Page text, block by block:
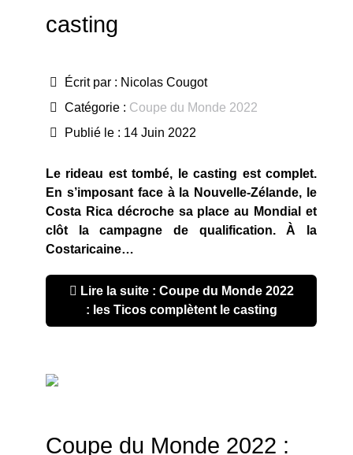
casting
Écrit par : Nicolas Cougot
Catégorie : Coupe du Monde 2022
Publié le : 14 Juin 2022
Le rideau est tombé, le casting est complet.
En s’imposant face à la Nouvelle-Zélande, le
Costa Rica décroche sa place au Mondial et
clôt la campagne de qualification. À la
Costaricaine…
Lire la suite : Coupe du Monde 2022
: les Ticos complètent le casting
Coupe du Monde 2022 :